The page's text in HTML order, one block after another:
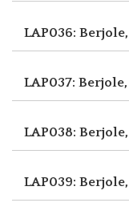
LAP036:
LAP037:
LAP038:
LAP039: